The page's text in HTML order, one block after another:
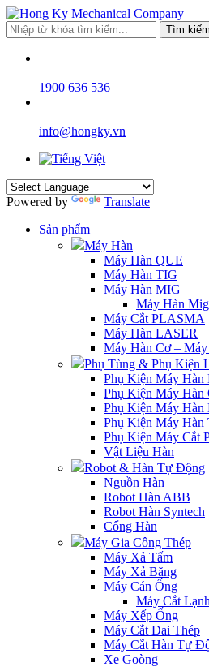
Tìm kiếm
1900 636 536
info@hongky.vn
Powered by
Translate
Sản phẩm
Máy Hàn
Máy Hàn QUE
Máy Hàn TIG
Máy Hàn MIG
Máy Hàn
Máy Cắt PLASMA
Máy Hàn LASER
Máy Hàn Cơ –
Phụ Tùng & Phụ Kiện
Phụ Kiện Máy Hàn
Phụ Kiện Máy Hàn
Phụ Kiện Máy Hàn
Phụ Kiện Máy Hàn
Phụ Kiện Máy Cắt
Vật Liệu Hàn
Robot & Hàn Tự Động
Nguồn Hàn
Robot Hàn ABB
Robot Hàn Syntech
Cổng Hàn
Máy Gia Công Thép
Máy Xả Tấm
Máy Xả Băng
Máy Cán Ống
Máy Cắt
Máy Xếp Ống
Máy Cắt Đai Thép
Máy Cắt Hàn Tự
Xe Goòng